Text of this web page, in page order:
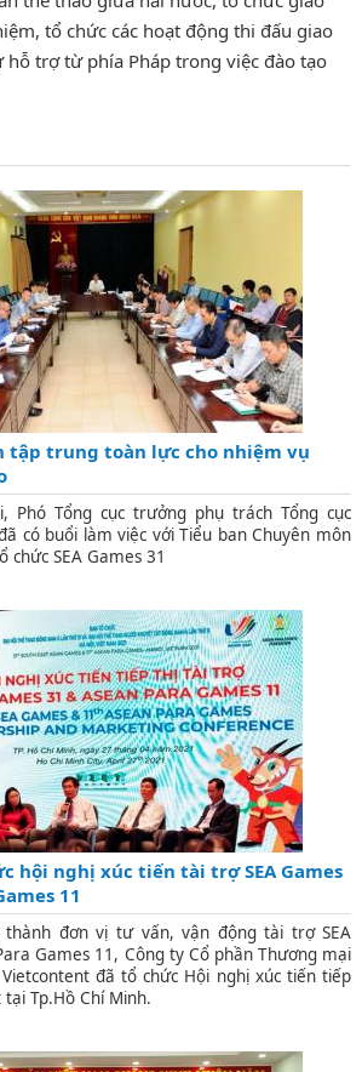
tổ chức các hoạt động thi đấu giao
hỗ trợ từ phía Pháp trong việc đào tạo
tập trung toàn lực cho nhiệm vụ
Phó Tổng cục trưởng phụ trách Tổng cục
có buổi làm việc với Tiểu ban Chuyên môn
chức SEA Games 31
hội nghị xúc tiến tài trợ SEA Games
11
đơn vị tư vấn, vận động tài trợ SEA
Games 11, Công ty Cổ phần Thương mại
đã tổ chức Hội nghị xúc tiến tiếp
Tp.Hồ Chí Minh.